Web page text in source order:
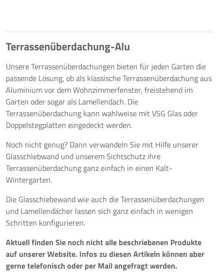
Terrassenüberdachung-Alu
Unsere Terrassenüberdachungen bieten für jeden Garten die
passende Lösung, ob als klassische Terrassenüberdachung aus
Aluminium vor dem Wohnzimmerfenster, freistehend im
Garten oder sogar als Lamellendach. Die
Terrassenüberdachung kann wahlweise mit VSG Glas oder
Doppelstegplatten eingedeckt werden.
Noch nicht genug? Dann verwandeln Sie mit Hilfe unserer
Glasschiebwand und unserem Sichtschutz ihre
Terrassenüberdachung ganz einfach in einen Kalt-
Wintergarten.
Die Glasschiebewand wie auch die Terrassenüberdachungen
und Lamellendächer lassen sich ganz einfach in wenigen
Schritten konfigurieren.
Aktuell finden Sie noch nicht alle beschriebenen Produkte
auf unserer Website. Infos zu diesen Artikeln können aber
gerne telefonisch oder per Mail angefragt werden.